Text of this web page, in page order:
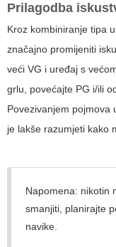
Prilagodba
Kroz kombiniranje tipa
značajno promijeniti
veći VG i uređaj s
grlu, povećajte PG i/ili
Povezivanjem pojmova
je lakše razumjeti kako
Napomena: nikotin
smanjiti, planirajte
navike.